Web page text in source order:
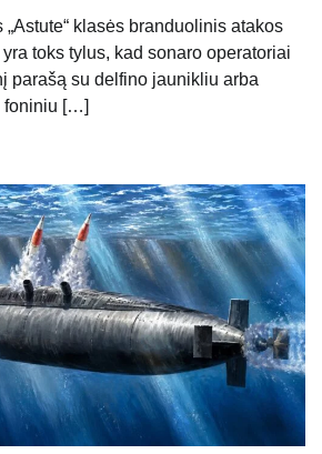
klasės branduolinis atakos
toks tylus, kad sonaro operatoriai
parašą su delfino jaunikliu arba
foniniu […]